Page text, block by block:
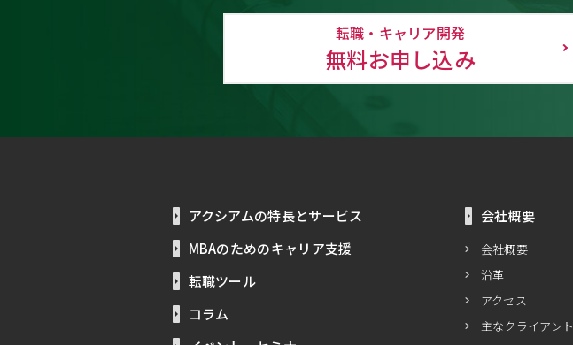
転職・キャリア開発
無料お申し込み
アクシアムの特長とサービス
MBAのためのキャリア支援
転職ツール
コラム
会社概要
会社概要
沿革
アクセス
主なクライアント